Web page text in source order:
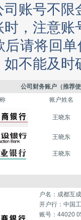
司账号不限
时，注意账
后请将回
如不能及
公司财务账户（推荐
账户姓名
王晓东
王晓东
王晓东
户名：成都互
开户行：中国
账号：44020